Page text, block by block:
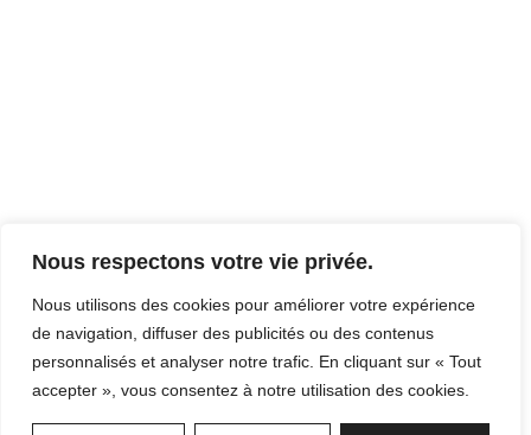
Nous respectons votre vie privée.
Nous utilisons des cookies pour améliorer votre expérience
de navigation, diffuser des publicités ou des contenus
personnalisés et analyser notre trafic. En cliquant sur « Tout
accepter », vous consentez à notre utilisation des cookies.